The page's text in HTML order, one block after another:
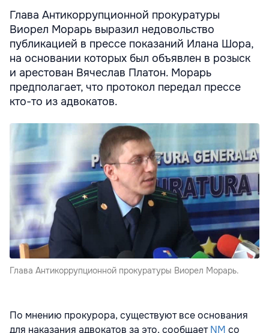
Глава Антикоррупционной прокуратуры
Виорел Морарь выразил недовольство
публикацией в прессе показаний Илана Шора,
на основании которых был объявлен в розыск
и арестован Вячеслав Платон. Морарь
предполагает, что протокол передал прессе
кто-то из адвокатов.
Глава Антикоррупционной прокуратуры Виорел Морарь.
По мнению прокурора, существуют все основания
для наказания адвокатов за это, сообщаетNM со